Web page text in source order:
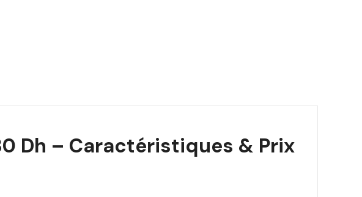
Dh – Caractéristiques & Prix